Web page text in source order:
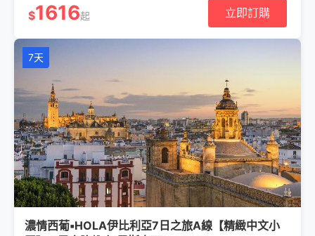
$1616起 立即訂購
7天
濃情西葡▪HOLA伊比利亞7日之旅A線【精緻中文小